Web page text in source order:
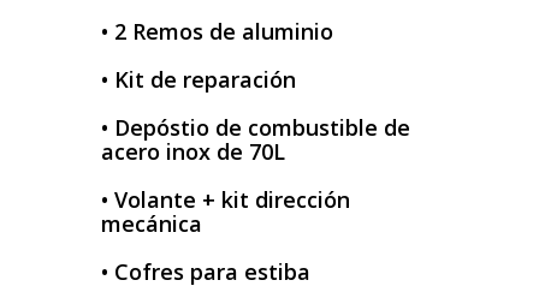
• 2 Remos de aluminio
• Kit de reparación
• Depóstio de combustible de
acero inox de 70L
• Volante + kit dirección
mecánica
• Cofres para estiba